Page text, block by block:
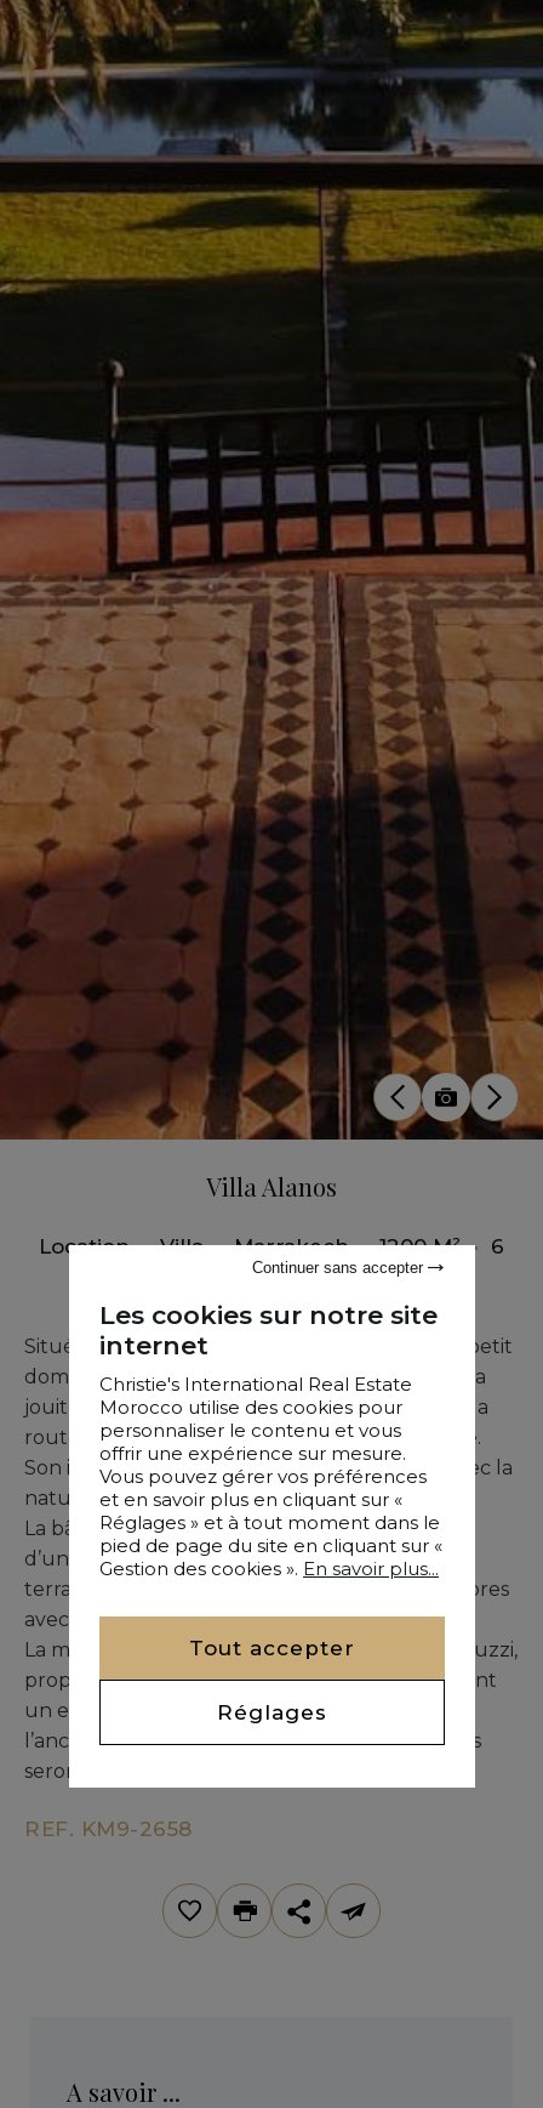
Villa Alanos
Location•Villa•Marrakech•1200 M²• 6
Chambres
Située dans un écrin de verdure au sein d’un petit
domaine privé composé de cinq villas, cette villa
jouit d’un environnement paisible, à l’écart de la
route de Fès et à vingt minutes du centre-ville.
Son intérieur s’inscrit en parfaite continuité avec la
nature et bénéficie de vues remarquables.
La bâtisse principale dispose de trois salons et
d’une salle à manger ouverts sur une vaste
terrasse, d’une cuisine équipée et de six chambres
avec leurs salles de bains attenantes.
La maison d’amis, proche de la piscine et du jacuzzi,
propose un salon et deux chambres, constituant
un espace intime pour les convives. Enfin,
l’ancienne ferme rénovée et ses trois chambres
seront sans doute le lieu préféré des enfants.
REF. KM9-2658
A savoir ...
Les cookies sur notre site
internet
Christie's International Real Estate
Morocco utilise des cookies pour
personnaliser le contenu et vous
offrir une expérience sur mesure.
Vous pouvez gérer vos préférences
et en savoir plus en cliquant sur «
Réglages » et à tout moment dans le
pied de page du site en cliquant sur «
Gestion des cookies ». En savoir plus...
Tout accepter
Réglages
Continuer sans accepter